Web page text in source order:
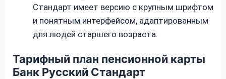
Стандарт имеет версию с крупным шрифтом
и понятным интерфейсом, адаптированным
для людей старшего возраста.
Тарифный план пенсионной карты
Банк Русский Стандарт